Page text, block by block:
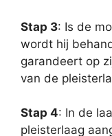
Stap 3: Is de
wordt hij
garandeert op
van de
Stap 4: In de
pleisterlaag